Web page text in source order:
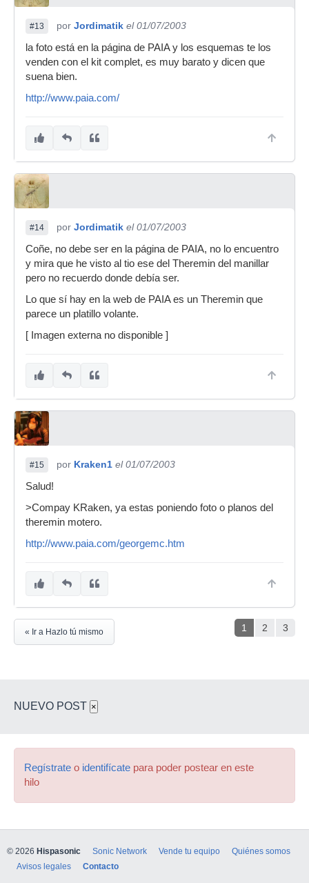
#13 por Jordimatik el 01/07/2003
la foto está en la página de PAIA y los esquemas te los
venden con el kit complet, es muy barato y dicen que
suena bien.
http://www.paia.com/
#14 por Jordimatik el 01/07/2003
Coñe, no debe ser en la página de PAIA, no lo encuentro
y mira que he visto al tio ese del Theremin del manillar
pero no recuerdo donde debía ser.
Lo que sí hay en la web de PAIA es un Theremin que
parece un platillo volante.
[ Imagen externa no disponible ]
#15 por Kraken1 el 01/07/2003
Salud!
>Compay KRaken, ya estas poniendo foto o planos del
theremin motero.
http://www.paia.com/georgemc.htm
1 2 3
« Ir a Hazlo tú mismo
NUEVO POST ×
Regístrate o identifícate para poder postear en este
hilo
© 2026 Hispasonic Sonic Network Vende tu equipo
Quiénes somos
Avisos legales
Contacto